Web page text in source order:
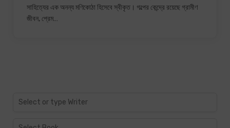
সাহিত্যের এক অনন্য মণিকোঠা হিসেবে স্বীকৃত। গল্পের কেন্দ্রে রয়েছে গ্রামীণ
জীবন, প্রেম…